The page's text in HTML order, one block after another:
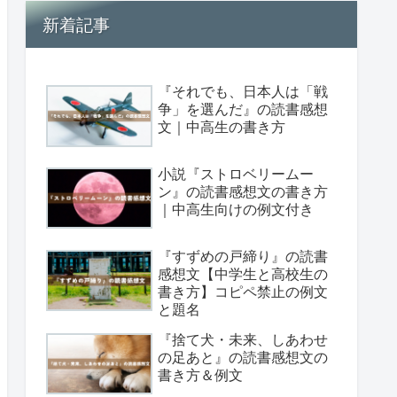
新着記事
『それでも、日本人は「戦
争」を選んだ』の読書感想
文｜中高生の書き方
小説『ストロベリームー
ン』の読書感想文の書き方
｜中高生向けの例文付き
『すずめの戸締り』の読書
感想文【中学生と高校生の
書き方】コピペ禁止の例文
と題名
『捨て犬・未来、しあわせ
の足あと』の読書感想文の
書き方＆例文